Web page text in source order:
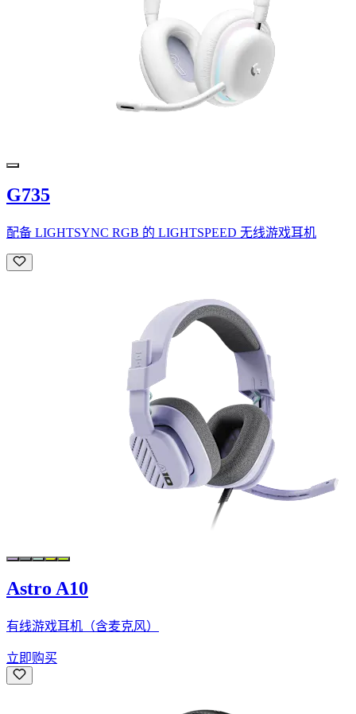
G735
配备 LIGHTSYNC RGB 的 LIGHTSPEED 无线游戏耳机
Astro A10
有线游戏耳机（含麦克风）
立即购买